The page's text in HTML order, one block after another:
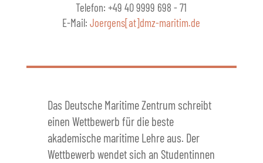
Telefon: +49 40 9999 698 - 71
E-Mail:Joergens[at]dmz-maritim.de
Das Deutsche Maritime Zentrum schreibt
einen Wettbewerb für die beste
akademische maritime Lehre aus. Der
Wettbewerb wendet sich an Studentinnen